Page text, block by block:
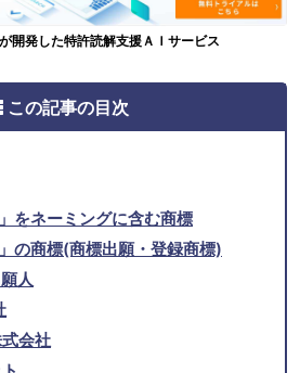
開発した特許読解支援ＡＩサービス
この記事の目次
をネーミングに含む商標
の商標(商標出願・登録商標)
人
会社